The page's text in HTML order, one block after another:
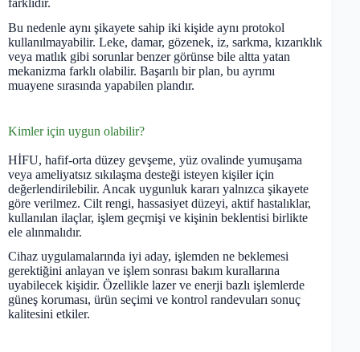
Bu nedenle aynı şikayete sahip iki kişide aynı protokol
kullanılmayabilir. Leke, damar, gözenek, iz, sarkma, kızarıklık
veya matlık gibi sorunlar benzer görünse bile altta yatan
mekanizma farklı olabilir. Başarılı bir plan, bu ayrımı
muayene sırasında yapabilen plandır.
Kimler için uygun olabilir?
HİFU, hafif-orta düzey gevşeme, yüz ovalinde yumuşama
veya ameliyatsız sıkılaşma desteği isteyen kişiler için
değerlendirilebilir. Ancak uygunluk kararı yalnızca şikayete
göre verilmez. Cilt rengi, hassasiyet düzeyi, aktif hastalıklar,
kullanılan ilaçlar, işlem geçmişi ve kişinin beklentisi birlikte
ele alınmalıdır.
Cihaz uygulamalarında iyi aday, işlemden ne beklemesi
gerektiğini anlayan ve işlem sonrası bakım kurallarına
uyabilecek kişidir. Özellikle lazer ve enerji bazlı işlemlerde
güneş koruması, ürün seçimi ve kontrol randevuları sonuç
kalitesini etkiler.